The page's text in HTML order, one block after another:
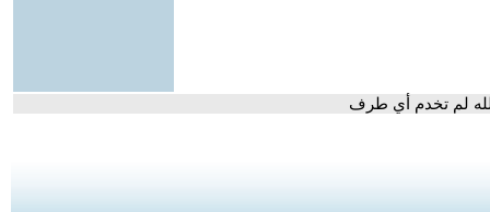
لم تخدم أي طرف